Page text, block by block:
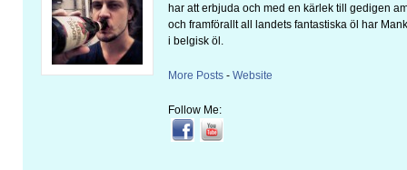
har att erbjuda och med en kärlek till gedigen
och framförallt all landets fantastiska öl har
i belgisk öl.
More Posts - Website
Follow Me: